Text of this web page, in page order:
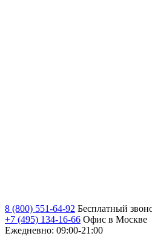
8 (800) 551-64-92 Бесплатный
+7 (495) 134-16-66 Офис в Москве
Ежедневно: 09:00-21:00